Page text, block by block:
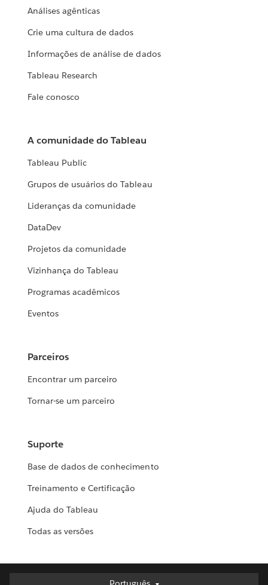
Análises agênticas
Crie uma cultura de dados
Informações de análise de dados
Tableau Research
Fale conosco
A comunidade do Tableau
Tableau Public
Grupos de usuários do Tableau
Lideranças da comunidade
DataDev
Projetos da comunidade
Vizinhança do Tableau
Programas acadêmicos
Eventos
Parceiros
Encontrar um parceiro
Tornar-se um parceiro
Suporte
Base de dados de conhecimento
Treinamento e Certificação
Ajuda do Tableau
Todas as versões
Português